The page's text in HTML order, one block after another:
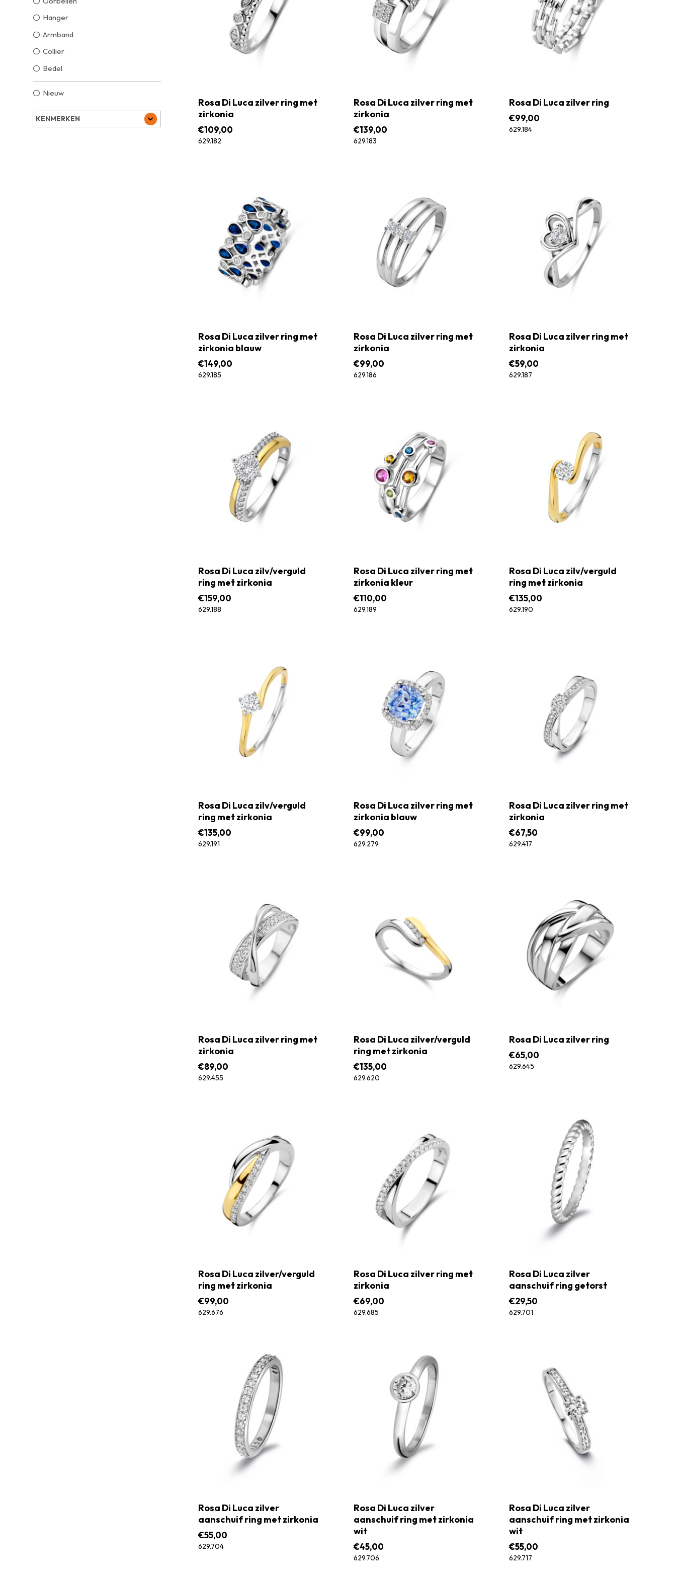
Hanger
Armband
Collier
Bedel
Nieuw
KENMERKEN
Rosa Di Luca zilver ring met
zirkonia
€109,00
629.182
Rosa Di Luca zilver ring met
zirkonia
€139,00
629.183
Rosa Di Luca zilver ring
€99,00
629.184
Rosa Di Luca zilver ring met
zirkonia blauw
€149,00
629.185
Rosa Di Luca zilver ring met
zirkonia
€99,00
629.186
Rosa Di Luca zilver ring met
zirkonia
€59,00
629.187
Rosa Di Luca zilv/verguld
ring met zirkonia
€159,00
629.188
Rosa Di Luca zilver ring met
zirkonia kleur
€110,00
629.189
Rosa Di Luca zilv/verguld
ring met zirkonia
€135,00
629.190
Rosa Di Luca zilv/verguld
ring met zirkonia
€135,00
629.191
Rosa Di Luca zilver ring met
zirkonia blauw
€99,00
629.279
Rosa Di Luca zilver ring met
zirkonia
€67,50
629.417
Rosa Di Luca zilver ring met
zirkonia
€89,00
629.455
Rosa Di Luca zilver/verguld
ring met zirkonia
€135,00
629.620
Rosa Di Luca zilver ring
€65,00
629.645
Rosa Di Luca zilver/verguld
ring met zirkonia
€99,00
629.676
Rosa Di Luca zilver ring met
zirkonia
€69,00
629.685
Rosa Di Luca zilver
aanschuif ring getorst
€29,50
629.701
Rosa Di Luca zilver
aanschuif ring met zirkonia
€55,00
629.704
Rosa Di Luca zilver
aanschuif ring met zirkonia
wit
€45,00
629.706
Rosa Di Luca zilver
aanschuif ring met zirkonia
wit
€55,00
629.717